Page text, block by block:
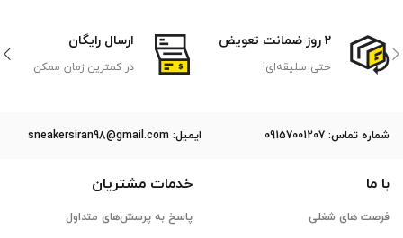
2 روز ضمانت تعویض
حتی سلیقه‌ای!
ارسال رایگان
در کمترین زمان ممکن
ﺷﻤﺎره ﺗﻤﺎس: 09157001207 ایمیل: sneakersiran98@gmail.com
با ما
فرصت های شغلی
خدمات مشتریان
پاسخ به پرسش‌های متداول